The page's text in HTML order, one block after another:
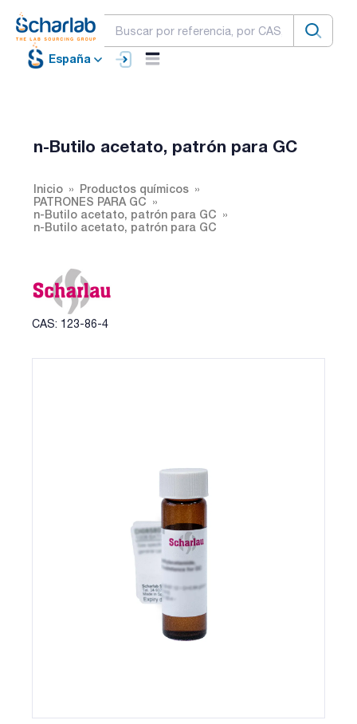
España
n-Butilo acetato, patrón para GC
Inicio
Productos químicos
PATRONES PARA GC
n-Butilo acetato, patrón para GC
n-Butilo acetato, patrón para GC
CAS: 123-86-4